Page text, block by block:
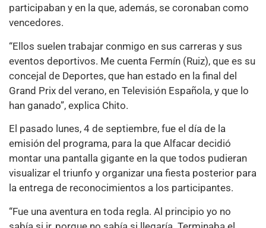
participaban y en la que, además, se coronaban como
vencedores.
“Ellos suelen trabajar conmigo en sus carreras y sus
eventos deportivos. Me cuenta Fermín (Ruiz), que es su
concejal de Deportes, que han estado en la final del
Grand Prix del verano, en Televisión Española, y que lo
han ganado”, explica Chito.
El pasado lunes, 4 de septiembre, fue el día de la
emisión del programa, para la que Alfacar decidió
montar una pantalla gigante en la que todos pudieran
visualizar el triunfo y organizar una fiesta posterior para
la entrega de reconocimientos a los participantes.
“Fue una aventura en toda regla. Al principio yo no